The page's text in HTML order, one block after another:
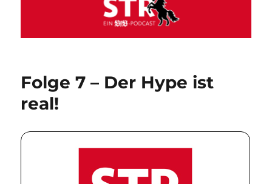
Folge 7 – Der Hype ist
real!